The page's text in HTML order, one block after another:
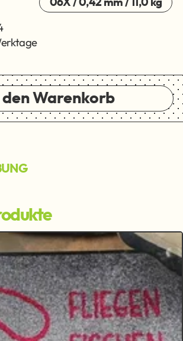
06X / 0,42 mm / 11,0 kg
den Warenkorb